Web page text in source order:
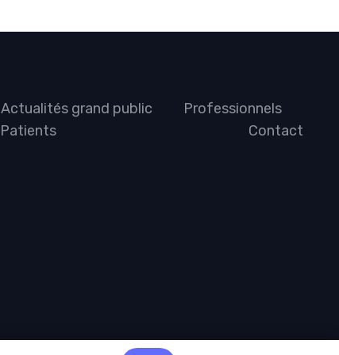
Actualités grand public
Professionnels
Patients Contact